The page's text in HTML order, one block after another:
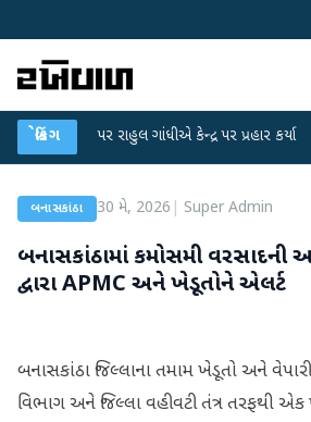
બ્રેકિંગ
પર રાહુલ ગાંધીએ કેન્દ્ર પર પ્રહાર કર્યા ●
બનાસકાંઠા 30 મે, 2026 Super Admin
બનાસકાંઠામાં કમોસમી વરસાદની
દ્વારા APMC અને ખેડૂતોને એલર્ટ
બનાસકાંઠા જિલ્લાના તમામ ખેડૂતો અને
વિભાગ અને જિલ્લા વહીવટી તંત્ર તરફથી